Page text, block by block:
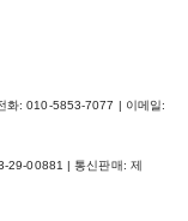
화: 010-5853-7077 | 이메일:
29-00881 | 통신판매: 제